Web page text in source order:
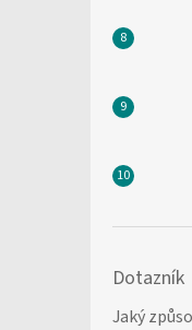
Dotazník
Jaký